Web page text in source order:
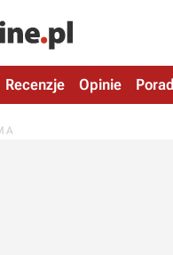
Recenzje Opinie